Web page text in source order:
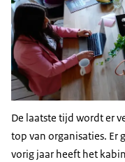
De laatste tijd wordt er
top van organisaties. Er
vorig jaar heeft het